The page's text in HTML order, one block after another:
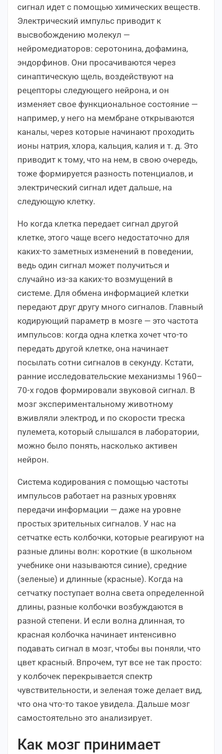
сигнал идет с помощью химических веществ.
Электрический импульс приводит к
высвобождению молекул —
нейромедиаторов: серотонина, дофамина,
эндорфинов. Они просачиваются через
синаптическую щель, воздействуют на
рецепторы следующего нейрона, и он
изменяет свое функциональное состояние —
например, у него на мембране открываются
каналы, через которые начинают проходить
ионы натрия, хлора, кальция, калия и т. д. Это
приводит к тому, что на нем, в свою очередь,
тоже формируется разность потенциалов, и
электрический сигнал идет дальше, на
следующую клетку.
Но когда клетка передает сигнал другой
клетке, этого чаще всего недостаточно для
каких-то заметных изменений в поведении,
ведь один сигнал может получиться и
случайно из-за каких-то возмущений в
системе. Для обмена информацией клетки
передают друг другу много сигналов. Главный
кодирующий параметр в мозге — это частота
импульсов: когда одна клетка хочет что-то
передать другой клетке, она начинает
посылать сотни сигналов в секунду. Кстати,
ранние исследовательские механизмы 1960–
70-х годов формировали звуковой сигнал. В
мозг экспериментальному животному
вживляли электрод, и по скорости треска
пулемета, который слышался в лаборатории,
можно было понять, насколько активен
нейрон.
Система кодирования с помощью частоты
импульсов работает на разных уровнях
передачи информации — даже на уровне
простых зрительных сигналов. У нас на
сетчатке есть колбочки, которые реагируют на
разные длины волн: короткие (в школьном
учебнике они называются синие), средние
(зеленые) и длинные (красные). Когда на
сетчатку поступает волна света определенной
длины, разные колбочки возбуждаются в
разной степени. И если волна длинная, то
красная колбочка начинает интенсивно
подавать сигнал в мозг, чтобы вы поняли, что
цвет красный. Впрочем, тут все не так просто:
у колбочек перекрывается спектр
чувствительности, и зеленая тоже делает вид,
что она что-то такое увидела. Дальше мозг
самостоятельно это анализирует.
Как мозг принимает